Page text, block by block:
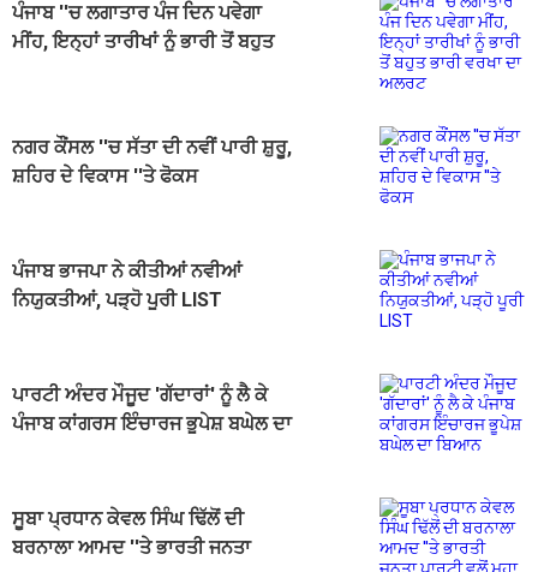
ਪੰਜਾਬ ''ਚ ਲਗਾਤਾਰ ਪੰਜ ਦਿਨ ਪਵੇਗਾ
ਮੀਂਹ, ਇਨ੍ਹਾਂ ਤਾਰੀਖਾਂ ਨੂੰ ਭਾਰੀ ਤੋਂ ਬਹੁਤ
ਨਗਰ ਕੌਂਸਲ ''ਚ ਸੱਤਾ ਦੀ ਨਵੀਂ ਪਾਰੀ ਸ਼ੁਰੂ,
ਸ਼ਹਿਰ ਦੇ ਵਿਕਾਸ ''ਤੇ ਫੋਕਸ
ਪੰਜਾਬ ਭਾਜਪਾ ਨੇ ਕੀਤੀਆਂ ਨਵੀਆਂ
ਨਿਯੁਕਤੀਆਂ, ਪੜ੍ਹੋ ਪੂਰੀ LIST
ਪਾਰਟੀ ਅੰਦਰ ਮੌਜੂਦ 'ਗੱਦਾਰਾਂ' ਨੂੰ ਲੈ ਕੇ
ਪੰਜਾਬ ਕਾਂਗਰਸ ਇੰਚਾਰਜ ਭੂਪੇਸ਼ ਬਘੇਲ ਦਾ
ਸੂਬਾ ਪ੍ਰਧਾਨ ਕੇਵਲ ਸਿੰਘ ਢਿੱਲੋਂ ਦੀ
ਬਰਨਾਲਾ ਆਮਦ ''ਤੇ ਭਾਰਤੀ ਜਨਤਾ